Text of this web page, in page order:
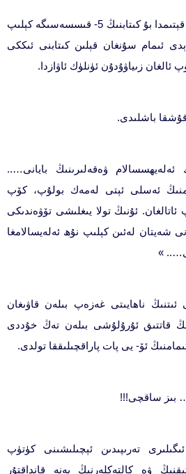
– شۇنداق قىلايلى. ئالدىنقى قېتىمدا بۇ كىتابنىڭ 5- قىسسەسىگە كېلىپ
ئىمام سۇنغان قېلىن كىتابنى ئىككى
زىياۋۇدۇن ئۈنلۈك ئاۋازدا.
باشلىدى.
ۋەقەلىرىنىڭ بايانى…..
ئەسلى ئېتى لەمەك بولۇپ، كۆپ
ئۇنىڭ تولا يىغلىشى تۆۋەندىكى
شەيتان لەئىن كېلىپ نۇھ ئەلەيسالامغا
»
ئىتنىڭ ناھايىتى غەزەپ بىلەن قاۋىغان
قاتتىق ئۇرۇلۇشى بىلەن تەڭ خۇددى
ئۆ- يى پات پاراقچىلىققا تولدى.
بىز ساقچى!!!
تەرىپىدىن ئېچىلىشىنى كۈتۈپ
ۋە كالتەكلەرنىڭ يەنە قانداقتۇر